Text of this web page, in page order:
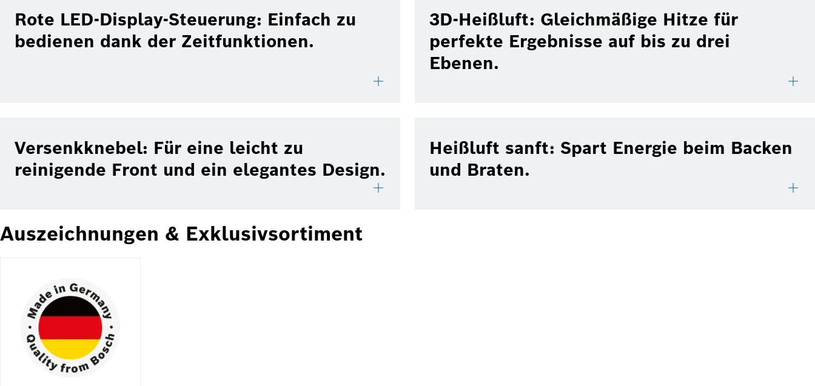
Rote LED-Display-Steuerung: Einfach zu
bedienen dank der Zeitfunktionen.
3D-Heißluft: Gleichmäßige Hitze für
perfekte Ergebnisse auf bis zu drei
Ebenen.
Versenkknebel: Für eine leicht zu
reinigende Front und ein elegantes Design.
Heißluft sanft: Spart Energie beim Backen
und Braten.
Auszeichnungen & Exklusivsortiment